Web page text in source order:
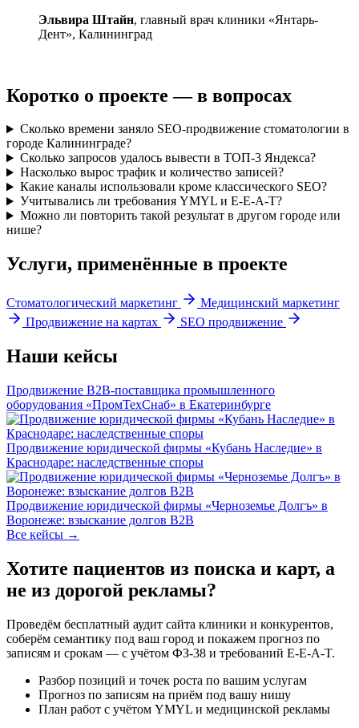
Эльвира Штайн, главный врач клиники «Янтарь-
Дент», Калининград
Коротко о проекте — в вопросах
Сколько времени заняло SEO-продвижение стоматологии в
городе Калининграде?
Сколько запросов удалось вывести в ТОП-3 Яндекса?
Насколько вырос трафик и количество записей?
Какие каналы использовали кроме классического SEO?
Учитывались ли требования YMYL и E-E-A-T?
Можно ли повторить такой результат в другом городе или
нише?
Услуги, применённые в проекте
Стоматологический маркетинг
Медицинский маркетинг
Продвижение на картах
SEO продвижение
Наши кейсы
Продвижение B2B-поставщика промышленного
оборудования «ПромТехСнаб» в Екатеринбурге
Продвижение юридической фирмы «Кубань Наследие» в
Краснодаре: наследственные споры
Продвижение юридической фирмы «Черноземье Долгъ» в
Воронеже: взыскание долгов B2B
Все кейсы →
Хотите пациентов из поиска и карт, а
не из дорогой рекламы?
Проведём бесплатный аудит сайта клиники и конкурентов,
соберём семантику под ваш город и покажем прогноз по
записям и срокам — с учётом ФЗ-38 и требований E-E-A-T.
Разбор позиций и точек роста по вашим услугам
Прогноз по записям на приём под вашу нишу
План работ с учётом YMYL и медицинской рекламы